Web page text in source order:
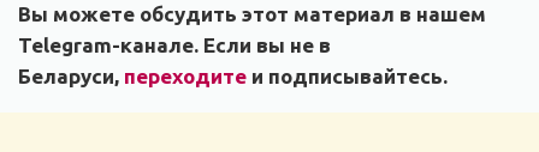
Вы можете обсудить этот материал в нашем
Telegram-канале. Если вы не в
Беларуси, переходите и подписывайтесь.